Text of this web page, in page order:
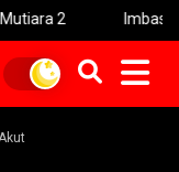
Imbas Kebakaran